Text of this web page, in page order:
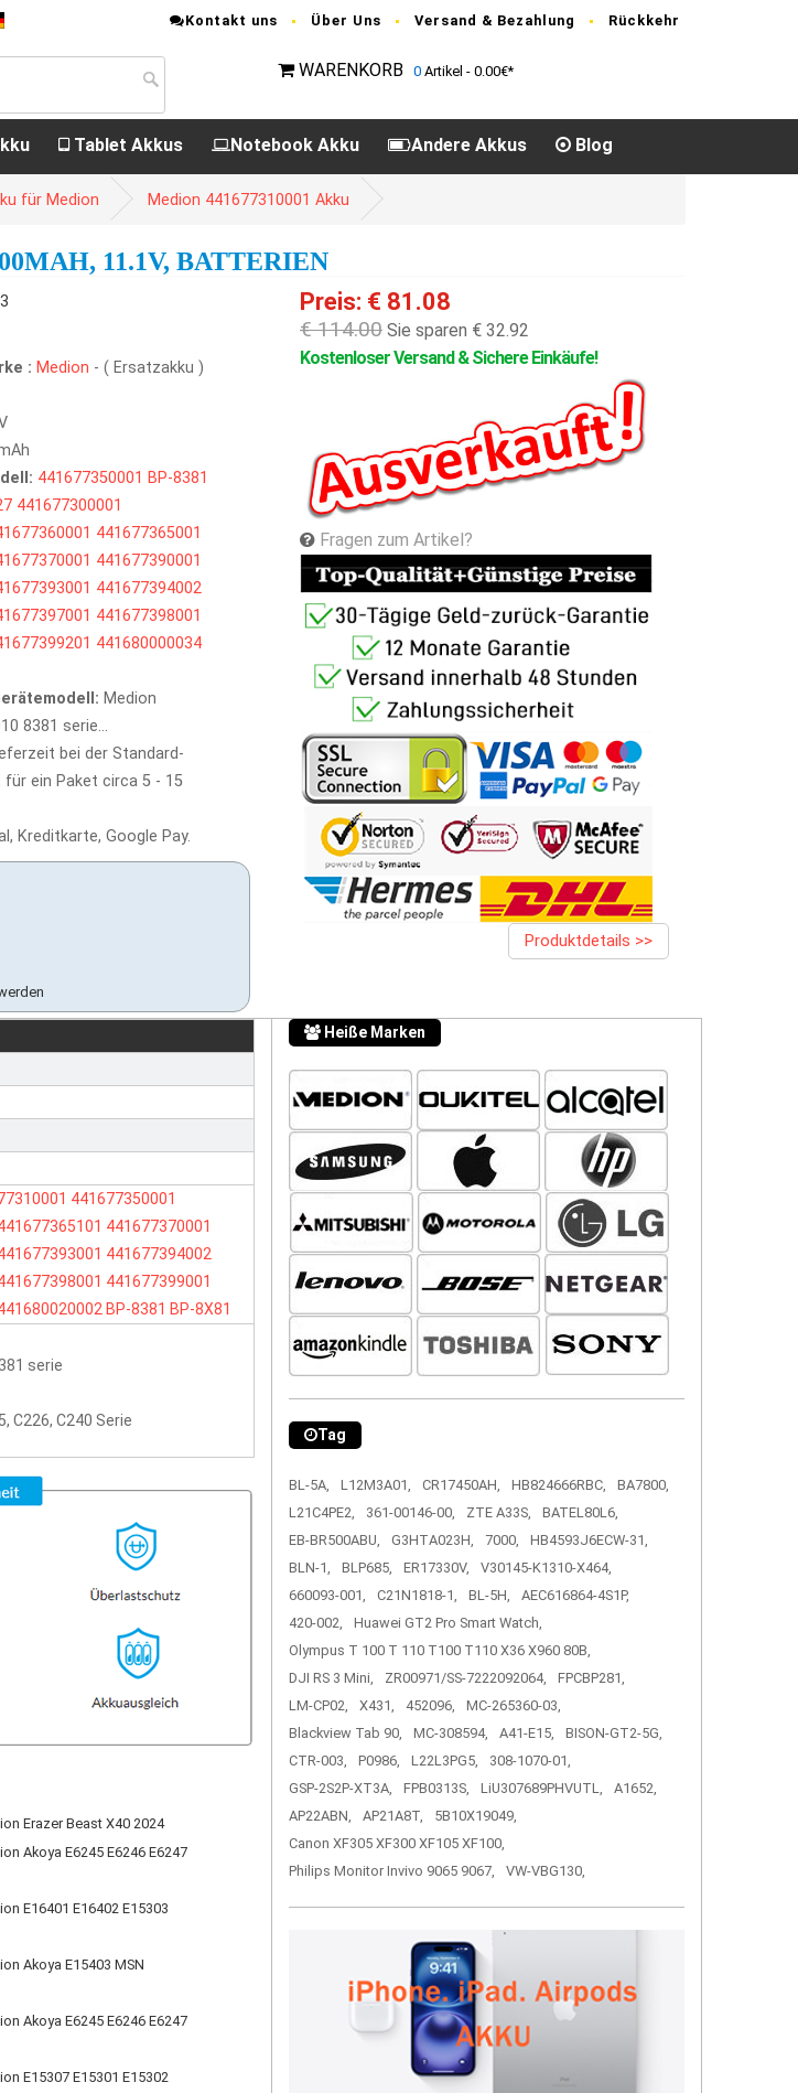
Kontakt uns Über Uns Versand & Bezahlung Rückkehr
WARENKORB 0 Artikel - 0.00€*
Tablet Akkus Notebook Akku Andere Akkus Blog
für Medion Medion 441677310001 Akku
11.1V, BATTERIEN
: Medion - ( Ersatzakku )
441677350001 BP-8381
441677300001
441677365001
441677390001
441677394002
441677398001
441680000034
Medion
8381 serie...
bei der Standard-
ein Paket circa 5 - 15
Kreditkarte, Google Pay.
Preis: € 81.08
€ 114.00 Sie sparen € 32.92
Kostenloser Versand & Sichere Einkäufe!
Fragen zum Artikel?
Produktdetails >>
441677350001
441677370001
441677394002
441677399001
BP-8381 BP-8X81
serie
C226, C240 Serie
Erazer Beast X40 2024
Akoya E6245 E6246 E6247
E16401 E16402 E15303
Akoya E15403 MSN
Akoya E6245 E6246 E6247
E15307 E15301 E15302
Heiße Marken
Tag
BL-5A, L12M3A01, CR17450AH, HB824666RBC,
BA7800,
L21C4PE2,
361-00146-00, ZTE A33S,
BATEL80L6,
EB-BR500ABU,
G3HTA023H, 7000,
HB4593J6ECW-31,
BLN-1,
BLP685, ER17330V,
V30145-K1310-X464,
660093-001,
C21N1818-1, BL-5H,
AEC616864-4S1P,
420-002,
Huawei GT2 Pro Smart Watch,
Olympus T 100 T 110 T100 T110 X36 X960 80B,
DJI RS 3 Mini,
ZR00971/SS-7222092064,
FPCBP281,
LM-CP02,
X431, 452096,
MC-265360-03,
Blackview Tab 90,
MC-308594, A41-E15,
BISON-GT2-5G,
CTR-003,
P0986, L22L3PG5,
308-1070-01,
GSP-2S2P-XT3A,
FPB0313S, LiU307689PHVUTL,
A1652,
AP22ABN,
AP21A8T,
5B10X19049,
Canon XF305 XF300 XF105 XF100,
Philips Monitor Invivo 9065 9067,
VW-VBG130,